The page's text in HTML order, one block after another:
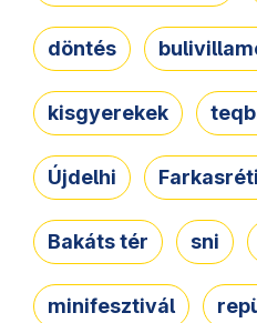
döntés
kisgyerekek
Újdelhi
Bakáts tér sni
minifesztivál